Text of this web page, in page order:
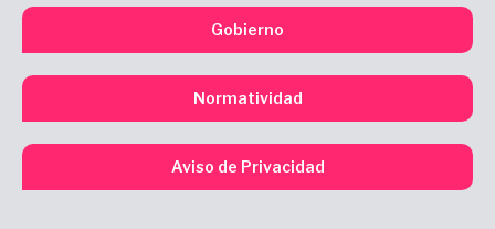
Gobierno
Normatividad
Aviso de Privacidad